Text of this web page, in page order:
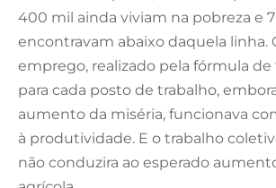
400 mil ainda viviam na pobreza e
encontravam abaixo daquela linha.
emprego, realizado pela fórmula de
para cada posto de trabalho,
aumento da miséria, funcionava
à produtividade. E o trabalho
não conduzira ao esperado